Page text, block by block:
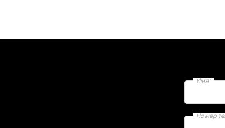
Имя*
Номер